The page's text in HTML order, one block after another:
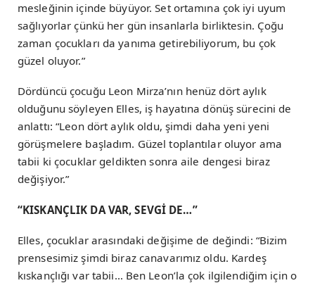
mesleğinin içinde büyüyor. Set ortamına çok iyi uyum
sağlıyorlar çünkü her gün insanlarla birliktesin. Çoğu
zaman çocukları da yanıma getirebiliyorum, bu çok
güzel oluyor.”
Dördüncü çocuğu Leon Mirza’nın henüz dört aylık
olduğunu söyleyen Elles, iş hayatına dönüş sürecini de
anlattı: “Leon dört aylık oldu, şimdi daha yeni yeni
görüşmelere başladım. Güzel toplantılar oluyor ama
tabii ki çocuklar geldikten sonra aile dengesi biraz
değişiyor.”
“KISKANÇLIK DA VAR, SEVGİ DE…”
Elles, çocuklar arasındaki değişime de değindi: “Bizim
prensesimiz şimdi biraz canavarımız oldu. Kardeş
kıskançlığı var tabii… Ben Leon’la çok ilgilendiğim için o